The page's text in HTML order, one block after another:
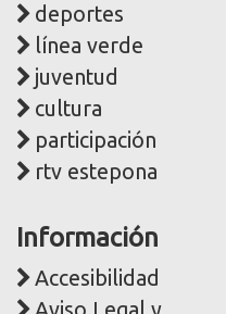
deportes
línea verde
juventud
cultura
participación
rtv estepona
Información
Accesibilidad
Aviso Legal y